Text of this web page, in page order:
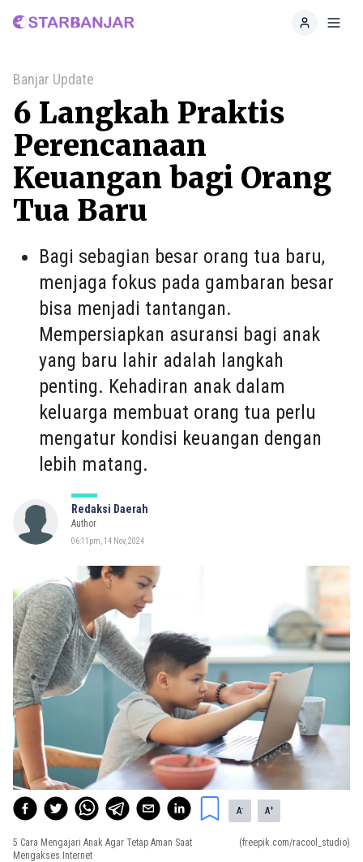
Home
Banjar Update
6 Langkah Praktis
Perencanaan
Keuangan bagi Orang
Tua Baru
Bagi sebagian besar orang tua baru,
menjaga fokus pada gambaran besar
bisa menjadi tantangan.
Mempersiapkan asuransi bagi anak
yang baru lahir adalah langkah
penting. Kehadiran anak dalam
keluarga membuat orang tua perlu
mengatur kondisi keuangan dengan
lebih matang.
Redaksi Daerah
Author
06:11pm, 14 Nov, 2024
A- A+
5 Cara Mengajari Anak Agar Tetap Aman Saat
Mengakses Internet
(freepik.com/racool_studio)